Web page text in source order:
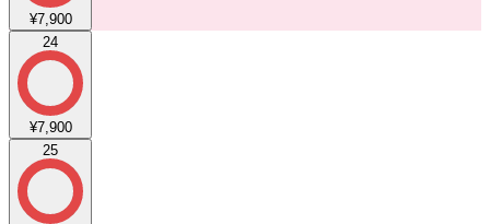
¥7,900
24
¥7,900
25